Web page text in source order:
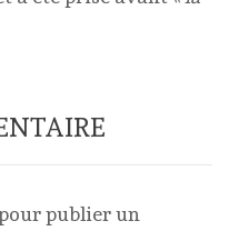
publier un